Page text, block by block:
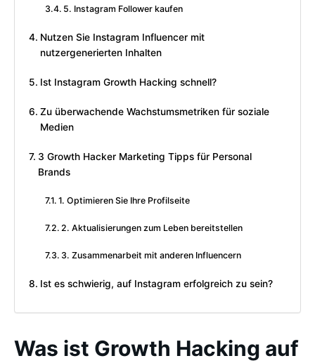
5. Instagram Follower kaufen
Nutzen Sie Instagram Influencer mit
nutzergenerierten Inhalten
Ist Instagram Growth Hacking schnell?
Zu überwachende Wachstumsmetriken für soziale
Medien
3 Growth Hacker Marketing Tipps für Personal
Brands
1. Optimieren Sie Ihre Profilseite
2. Aktualisierungen zum Leben bereitstellen
3. Zusammenarbeit mit anderen Influencern
Ist es schwierig, auf Instagram erfolgreich zu sein?
Was ist Growth Hacking auf